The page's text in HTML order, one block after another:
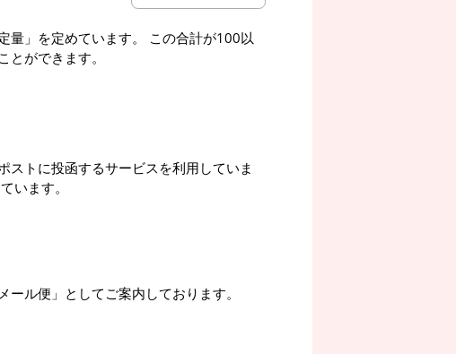
量」を定めています。 この合計が100以
ができます。
ストに投函するサービスを利用していま
います。
ル便」としてご案内しております。